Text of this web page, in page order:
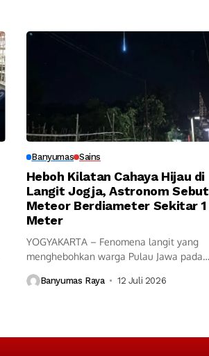
Banyumas Sains
Heboh Kilatan Cahaya Hijau di
Langit Jogja, Astronom Sebut
Meteor Berdiameter Sekitar 1
Meter
YOGYAKARTA – Fenomena langit yang
menghebohkan warga Pulau Jawa pada
Banyumas Raya 12 Juli 2026